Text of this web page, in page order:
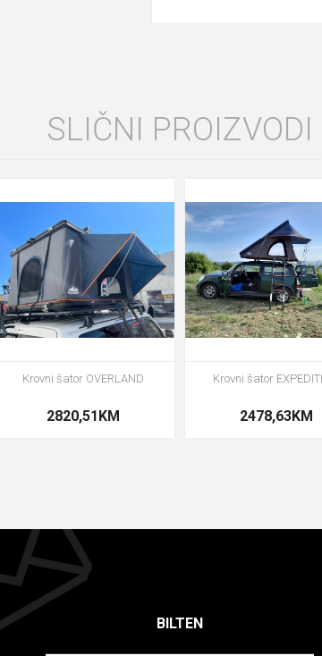
SLIČNI PROIZVODI
Krovni šator OVERLAND
2820,51KM
Krovni šator
2478,63KM
BILTEN